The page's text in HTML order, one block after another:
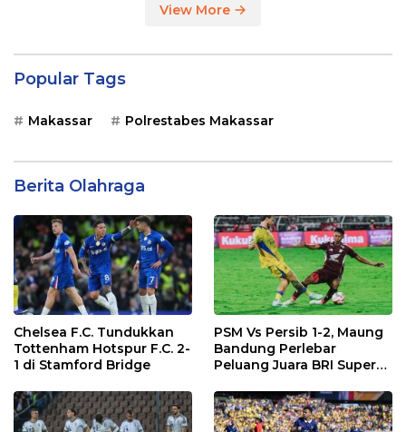
View More
Popular Tags
Makassar Polrestabes Makassar
Berita Olahraga
Chelsea F.C. Tundukkan
Tottenham Hotspur F.C. 2-
1 di Stamford Bridge
PSM Vs Persib 1-2, Maung
Bandung Perlebar
Peluang Juara BRI Super